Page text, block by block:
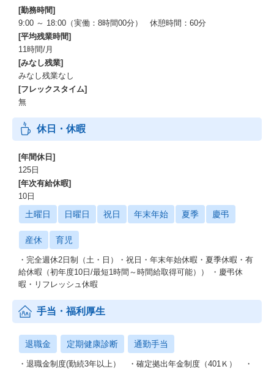
[勤務時間]
9:00 ～ 18:00（実働：8時間00分） 休憩時間：60分
[平均残業時間]
11時間/月
[みなし残業]
みなし残業なし
[フレックスタイム]
無
休日・休暇
[年間休日]
125日
[年次有給休暇]
10日
土曜日 日曜日 祝日 年末年始 夏季 慶弔
産休 育児
・完全週休2日制（土・日）・祝日・年末年始休暇・夏季休暇・有
給休暇（初年度10日/最短1時間～時間給取得可能）） ・慶弔休
暇・リフレッシュ休暇
手当・福利厚生
退職金 定期健康診断 通勤手当
・退職金制度(勤続3年以上） ・確定拠出年金制度（401Ｋ） ・